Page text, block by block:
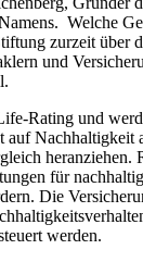
Welche
zurzeit über
und
Rating und
Nachhaltigkeit
heranziehen.
für
Die
werden.